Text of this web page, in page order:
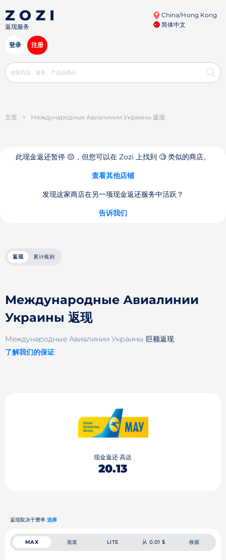
返现服务
China/Hong Kong
简体中文
登录 注册
主页 > Международные Авиалинии Украины 返现
此现金返还暂停 😔，但您可以在 Zozi 上找到 🧐 类似的商店。
查看其他店铺
发现这家商店在另一项现金返还服务中活跃？
告诉我们
返现 累计规则
Международные Авиалинии
Украины 返现
Международные Авиалинии Украины 巨额返现
了解我们的保证
现金返还 高达
20.13
返现取决于费率 选择
MAX 批发 LITE 从 0.01 $ 收据